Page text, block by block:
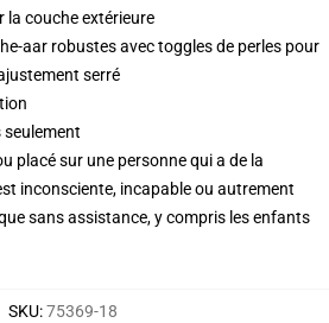
la couche extérieure
aar robustes avec toggles de perles pour
serré
seulement
placé sur une personne qui a de la
inconsciente, incapable ou autrement
sans assistance, y compris les enfants
SKU:75369-18